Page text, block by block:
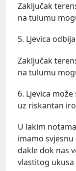
Zaključak
na tulumu
5. Ljevica
Zaključak
na tulumu
6. Ljevica
uz riskantan
U lakim
imamo
dakle dok nas
vlastitog ukusa